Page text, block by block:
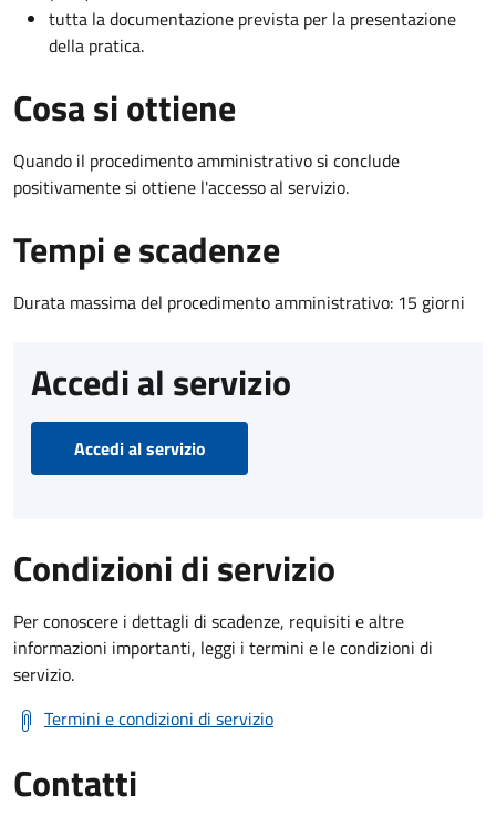
tutta la documentazione prevista per la presentazione
della pratica.
Cosa si ottiene
Quando il procedimento amministrativo si conclude
positivamente si ottiene l'accesso al servizio.
Tempi e scadenze
Durata massima del procedimento amministrativo: 15 giorni
Accedi al servizio
Accedi al servizio
Condizioni di servizio
Per conoscere i dettagli di scadenze, requisiti e altre
informazioni importanti, leggi i termini e le condizioni di
servizio.
Termini e condizioni di servizio
Contatti